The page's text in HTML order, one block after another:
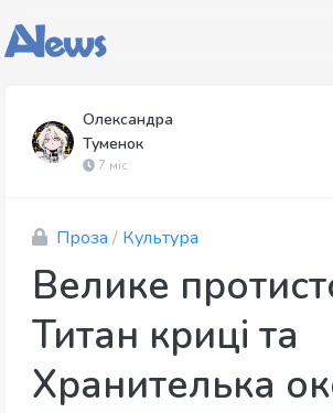
Олександра
Туменок
7 міс
Проза / Культура
Велике
Титан криці та
Хранителька